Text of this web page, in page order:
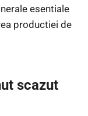
esentiale
productiei de
scazut